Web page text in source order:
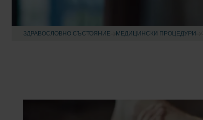
ЗДРАВОСЛОВНО СЪСТОЯНИЕ МЕДИЦИНСКИ ПРОЦЕДУРИ